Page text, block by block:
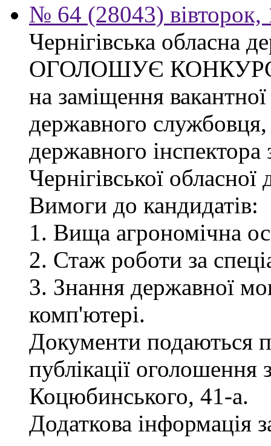
№ 64 (28043) вівторок,
Чернігівська обласна
ОГОЛОШУЄ
на заміщення
державного
державного інспектора
Чернігівської обласної
Вимоги до кандидатів:
1. Вища агрономічна
2. Стаж роботи за
3. Знання державної
комп'ютері.
Документи подаються
публікації оголошення
Коцюбинського, 41-а.
Додаткова інформація